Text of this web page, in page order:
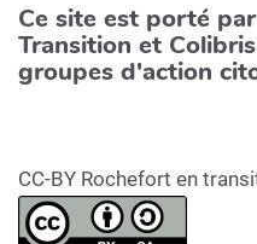
Ce site est porté
Transition et
groupes d'action
CC-BY Rochefort en